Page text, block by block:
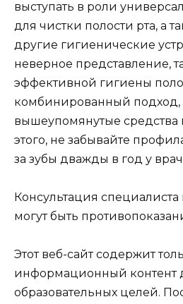
выступать в роли
для чистки полости рта, а
другие гигиенические
неверное представление,
эффективной гигиены
комбинированный
вышеупомянутые
этого, не забывайте
за зубы дважды в год у
Консультация специалиста
могут быть
Этот веб-сайт содержит
информационный контент
образовательных целей.